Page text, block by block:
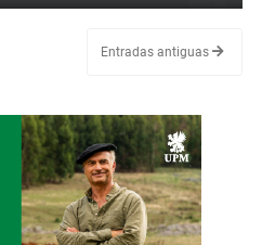
Entradas antiguas